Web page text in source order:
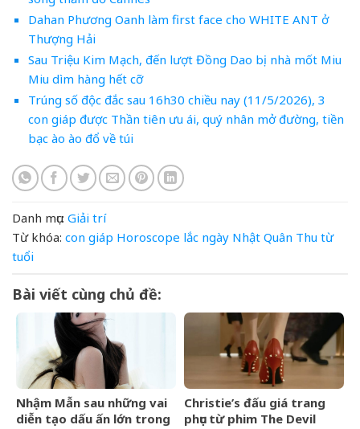
Dahan Phương Oanh làm first face cho WHITE ANT ở
Thượng Hải
Sau Triệu Kim Mạch, đến lượt Đồng Dao bị nhà mốt Miu
Miu dìm hàng hết cỡ
Trúng số độc đắc sau 16h30 chiều nay (11/5/2026), 3
con giáp được Thần tiên ưu ái, quý nhân mở đường, tiền
bạc ào ào đổ về túi
Danh mục: Giải trí
Từ khóa: con giáp Horoscope lắc ngày Nhật Quân Thu từ
tuổi
Bài viết cùng chủ đề:
Nhậm Mẫn sau những vai
diễn tạo dấu ấn lớn trong
Christie’s đấu giá trang
phục từ phim The Devil